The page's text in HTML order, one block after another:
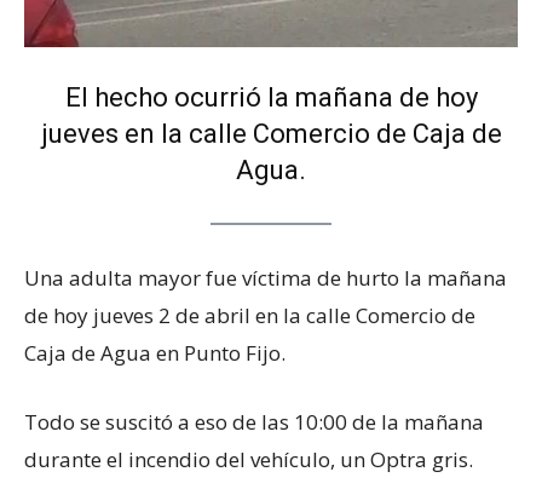
El hecho ocurrió la mañana de hoy
jueves en la calle Comercio de Caja de
Agua.
Una adulta mayor fue víctima de hurto la mañana
de hoy jueves 2 de abril en la calle Comercio de
Caja de Agua en Punto Fijo.
Todo se suscitó a eso de las 10:00 de la mañana
durante el incendio del vehículo, un Optra gris.